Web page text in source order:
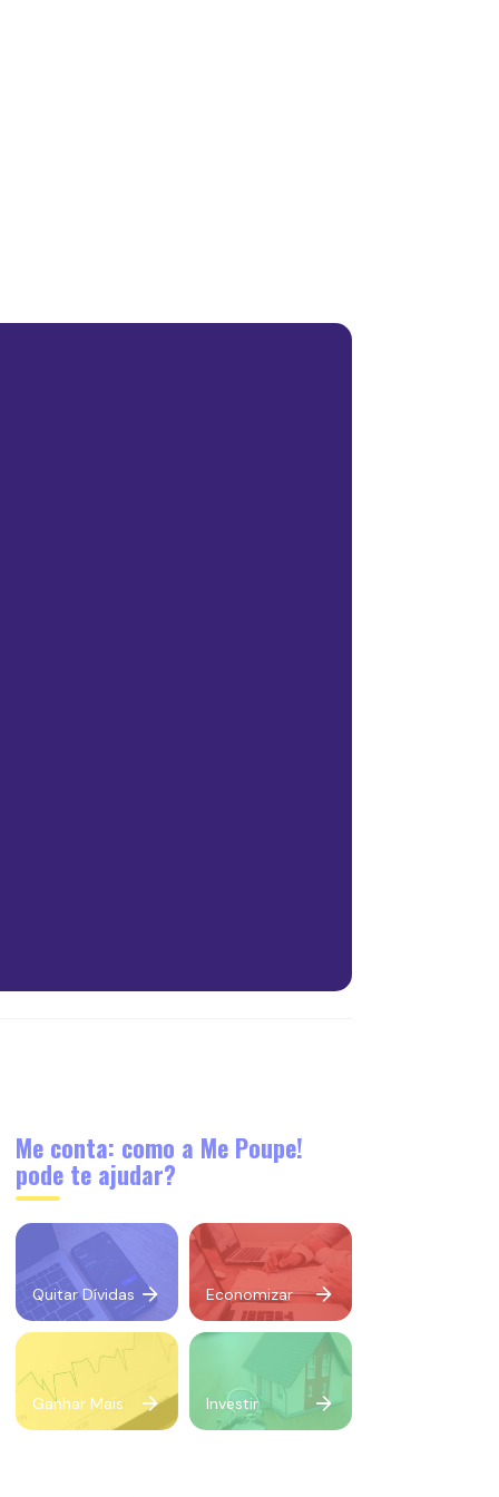
Me conta: como a Me Poupe!
pode te ajudar?
Quitar Dívidas Economizar
Ganhar Mais Investir